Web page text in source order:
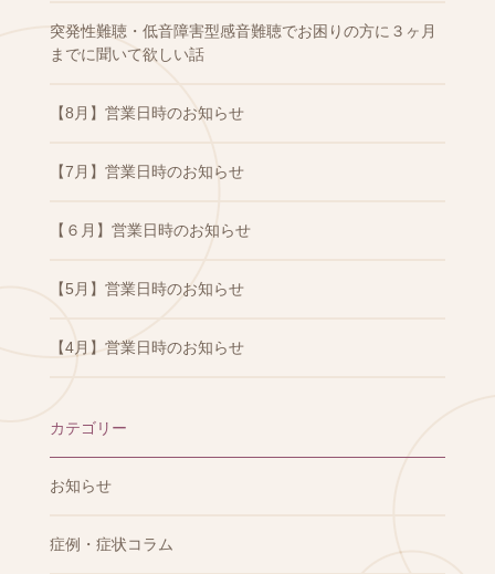
突発性難聴・低音障害型感音難聴でお困りの方に３ヶ月
までに聞いて欲しい話
【8月】営業日時のお知らせ
【7月】営業日時のお知らせ
【６月】営業日時のお知らせ
【5月】営業日時のお知らせ
【4月】営業日時のお知らせ
カテゴリー
お知らせ
症例・症状コラム